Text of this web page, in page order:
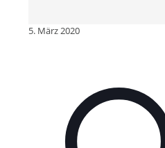
5. März 2020